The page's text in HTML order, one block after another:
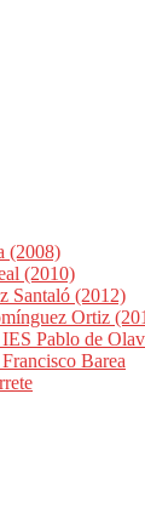
(2008)
(2010)
Santaló (2012)
Ortiz
Pablo de
Barea